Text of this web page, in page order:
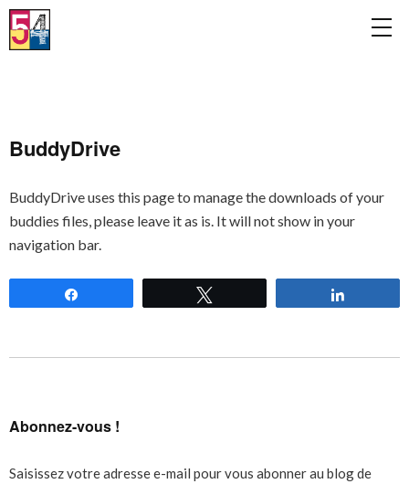
BuddyDrive
BuddyDrive uses this page to manage the downloads of your
buddies files, please leave it as is. It will not show in your
navigation bar.
Abonnez-vous !
Saisissez votre adresse e-mail pour vous abonner au blog de